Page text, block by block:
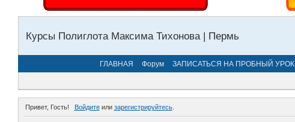
Курсы Полиглота Максима Тихонова | Пермь
ГЛАВНАЯ Форум ЗАПИСАТЬСЯ НА ПРОБНЫЙ УРОК
Привет, Гость! Войдитеили зарегистрируйтесь.